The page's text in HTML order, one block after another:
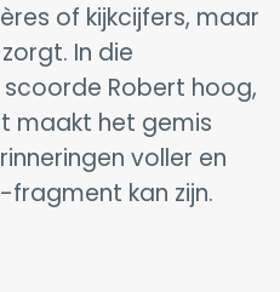
of kijkcijfers, maar
In die
Robert hoog,
maakt het gemis
voller en
kan zijn.